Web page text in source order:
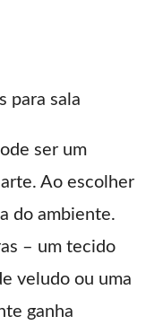
para sala
ser um
Ao escolher
do ambiente.
– um tecido
veludo ou uma
ganha